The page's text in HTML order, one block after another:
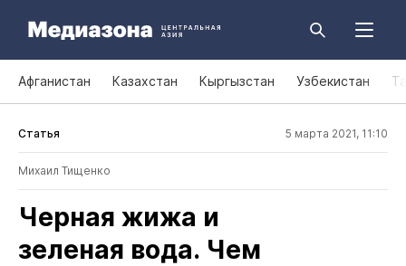
Афганистан Казахстан Кыргызстан Узбекистан
Статья 5 марта 2021, 11:10
Михаил Тищенко
Черная жижа и
зеленая вода. Чем